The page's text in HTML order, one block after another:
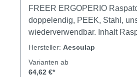
FREER ERGOPERIO
doppelendig, PEEK, Stahl,
Hersteller: Aesculap
Varianten ab
64,62 €*